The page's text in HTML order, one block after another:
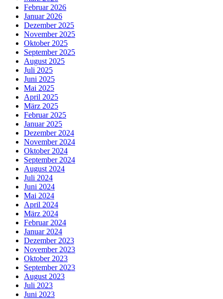
Februar 2026
Januar 2026
Dezember 2025
November 2025
Oktober 2025
September 2025
August 2025
Juli 2025
Juni 2025
Mai 2025
April 2025
März 2025
Februar 2025
Januar 2025
Dezember 2024
November 2024
Oktober 2024
September 2024
August 2024
Juli 2024
Juni 2024
Mai 2024
April 2024
März 2024
Februar 2024
Januar 2024
Dezember 2023
November 2023
Oktober 2023
September 2023
August 2023
Juli 2023
Juni 2023